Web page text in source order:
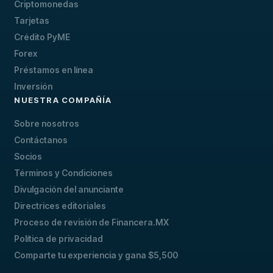
Criptomonedas
Tarjetas
Crédito PyME
Forex
Préstamos en línea
Inversión
NUESTRA COMPAÑÍA
Sobre nosotros
Contáctanos
Socios
Términos y Condiciones
Divulgación del anunciante
Directrices editoriales
Proceso de revisión de Financera.MX
Política de privacidad
Comparte tu experiencia y gana $5,500